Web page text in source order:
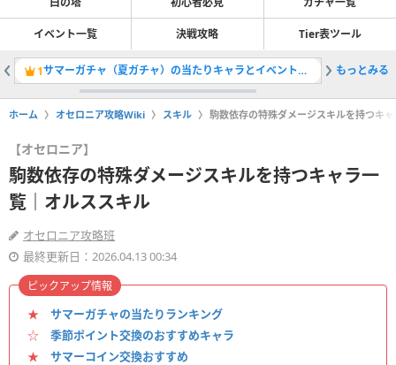
イベント一覧 決戦攻略 Tier表ツール
1 サマーガチャ（夏ガチャ）の当たりキャラとイベント情報 2
もっとみる
ホーム オセロニア攻略Wiki スキル 駒数依存の特殊ダメージスキルを持つキ
【オセロニア】
駒数依存の特殊ダメージスキルを持つキャラ一
覧｜オルススキル
オセロニア攻略班
最終更新日：2026.04.13 00:34
★ サマーガチャの当たりランキング
☆ 季節ポイント交換のおすすめキャラ
★ サマーコイン交換おすすめ
ピックアップ情報